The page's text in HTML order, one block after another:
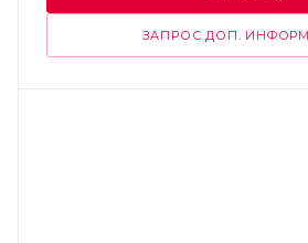
ЗАПРОС ДОП.